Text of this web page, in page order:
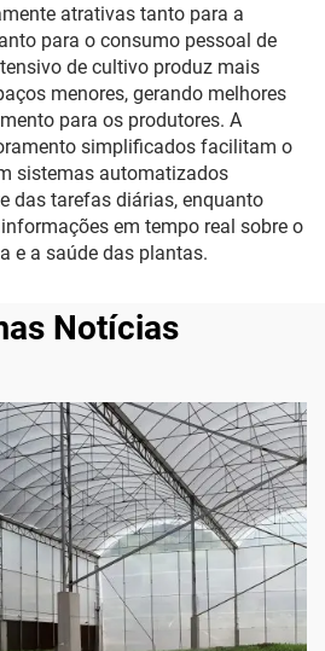
atrativas tanto para a
para o consumo pessoal de
de cultivo produz mais
menores, gerando melhores
para os produtores. A
simplificados facilitam o
sistemas automatizados
das tarefas diárias, enquanto
em tempo real sobre o
e a saúde das plantas.
Notícias